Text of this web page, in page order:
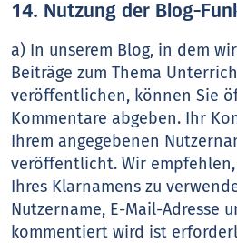
14. Nutzung der Blog-
a) In unserem Blog, in dem
Beiträge zum Thema
veröffentlichen, können Sie
Kommentare abgeben. Ihr
Ihrem angegebenen
veröffentlicht. Wir
Ihres Klarnamens zu
Nutzername, E-Mail-Adresse
kommentiert wird ist